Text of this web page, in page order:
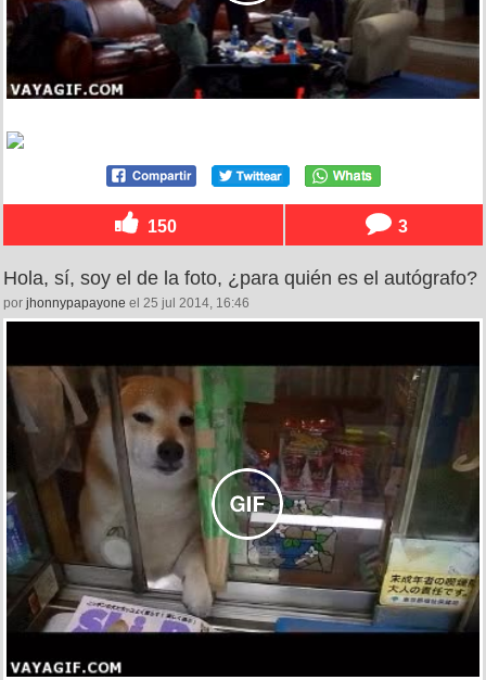
150 3
Hola, sí, soy el de la foto, ¿para quién es el autógrafo?
por jhonnypapayone el 25 jul 2014, 16:46